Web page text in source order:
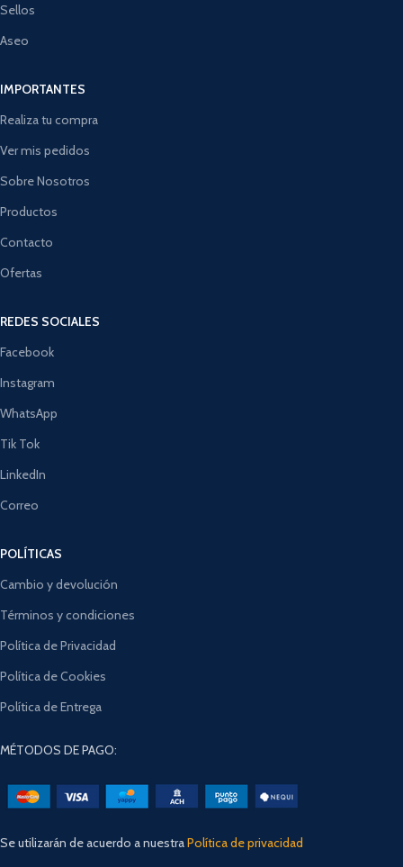
Sellos
Aseo
IMPORTANTES
Realiza tu compra
Ver mis pedidos
Sobre Nosotros
Productos
Contacto
Ofertas
REDES SOCIALES
Facebook
Instagram
WhatsApp
Tik Tok
LinkedIn
Correo
POLÍTICAS
Cambio y devolución
Términos y condiciones
Política de Privacidad
Política de Cookies
Política de Entrega
MÉTODOS DE PAGO:
Se utilizarán de acuerdo a nuestraPolítica de privacidad